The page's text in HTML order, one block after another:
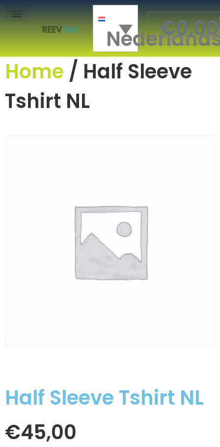
€0,00
Home / Half Sleeve
Tshirt NL
Half Sleeve Tshirt NL
€45,00